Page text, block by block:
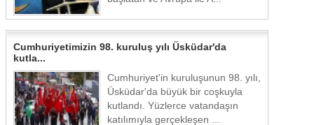
Cumhuriyetimizin 98. kuruluş yılı Üsküdar'da
kutla...
Cumhuriyet'in kuruluşunun 98. yılı,
Üsküdar'da büyük bir coşkuyla
kutlandı. Yüzlerce vatandaşın
katılımıyla gerçekleşen ...